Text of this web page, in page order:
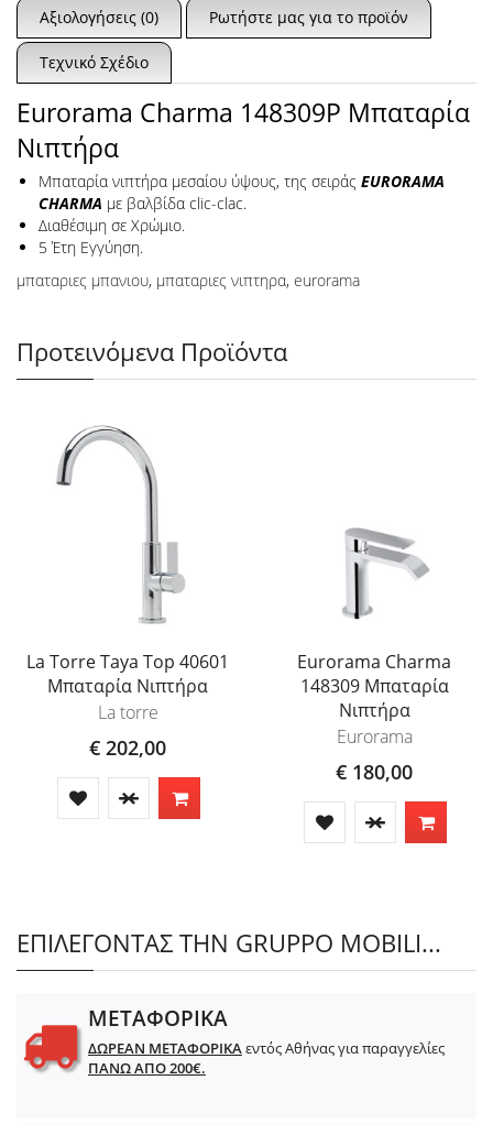
Αξιολογήσεις (0) Ρωτήστε μας για το προϊόν
Τεχνικό Σχέδιο
Eurorama Charma 148309P Μπαταρία
Νιπτήρα
Μπαταρία νιπτήρα μεσαίου ύψους, της σειράς EURORAMA
CHARMA με βαλβίδα clic-clac.
Διαθέσιμη σε Χρώμιο.
5 Έτη Εγγύηση.
μπαταριες μπανιου, μπαταριες νιπτηρα, eurorama
Προτεινόμενα Προϊόντα
La Torre Taya Top 40601
Μπαταρία Νιπτήρα
La torre
€ 202,00
Eurorama Charma
148309 Μπαταρία
Νιπτήρα
Eurorama
€ 180,00
ΕΠΙΛΕΓΟΝΤΑΣ ΤΗΝ GRUPPO MOBILI...
ΜΕΤΑΦΟΡΙΚΑ
ΔΩΡΕΑΝ ΜΕΤΑΦΟΡΙΚΑεντός Αθήνας για παραγγελίες
ΠΑΝΩ ΑΠΟ 200€.